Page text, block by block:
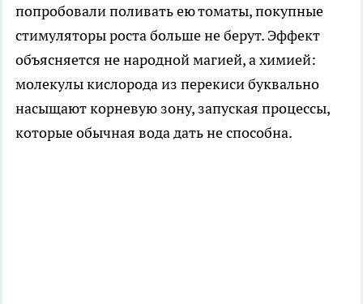
попробовали поливать ею томаты, покупные
стимуляторы роста больше не берут. Эффект
объясняется не народной магией, а химией:
молекулы кислорода из перекиси буквально
насыщают корневую зону, запуская процессы,
которые обычная вода дать не способна.